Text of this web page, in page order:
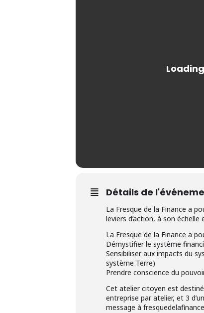
Détails de
La Fresque de la Finance a
leviers d’action, à son
La Fresque de la Finance a
Démystifier le système
Sensibiliser aux impacts du
système Terre)
Prendre conscience du
Cet atelier citoyen est
entreprise par atelier, et 3
message à